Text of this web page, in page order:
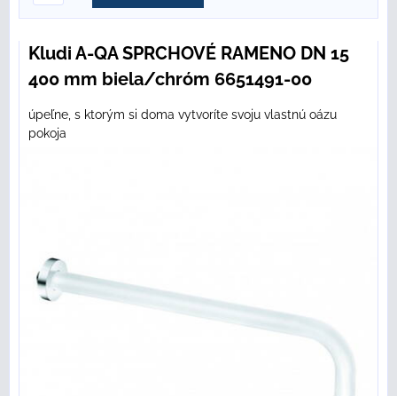
Kludi A-QA SPRCHOVÉ RAMENO DN 15
400 mm biela/chróm 6651491-00
úpeľne, s ktorým si doma vytvoríte svoju vlastnú oázu
pokoja